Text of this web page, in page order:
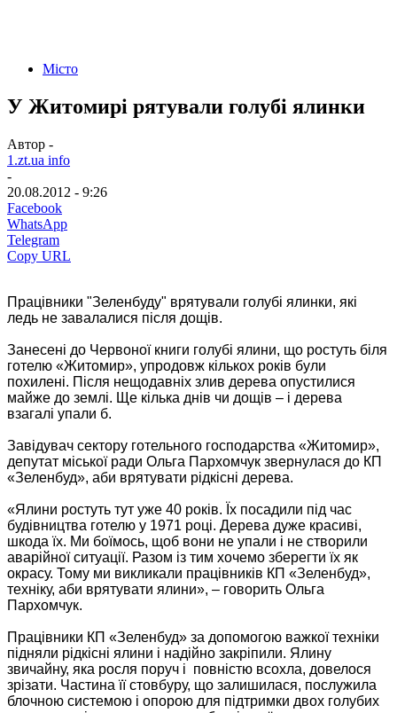
Місто
У Житомирі рятували голубі ялинки
Автор -
1.zt.ua info
-
20.08.2012 - 9:26
Facebook
WhatsApp
Telegram
Copy URL
Працівники "Зеленбуду" врятували голубі ялинки, які
ледь не завалалися після дощів.
Занесені до Червоної книги голубі ялини, що ростуть біля
готелю «Житомир», упродовж кількох років були
похилені. Після нещодавніх злив дерева опустилися
майже до землі. Ще кілька днів чи дощів – і дерева
взагалі упали б.
Завідувач сектору готельного господарства «Житомир»,
депутат міської ради Ольга Пархомчук звернулася до КП
«Зеленбуд», аби врятувати рідкісні дерева.
«Ялини ростуть тут уже 40 років. Їх посадили під час
будівництва готелю у 1971 році. Дерева дуже красиві,
шкода їх. Ми боїмось, щоб вони не упали і не створили
аварійної ситуації. Разом із тим хочемо зберегти їх як
окрасу. Тому ми викликали працівників КП «Зеленбуд»,
техніку, аби врятувати ялини», – говорить Ольга
Пархомчук.
Працівники КП «Зеленбуд» за допомогою важкої техніки
підняли рідкісні ялини і надійно закріпили. Ялину
звичайну, яка росля поруч і повністю всохла, довелося
зрізати. Частина її стовбуру, що залишилася, послужила
блочною системою і опорою для підтримки двох голубих